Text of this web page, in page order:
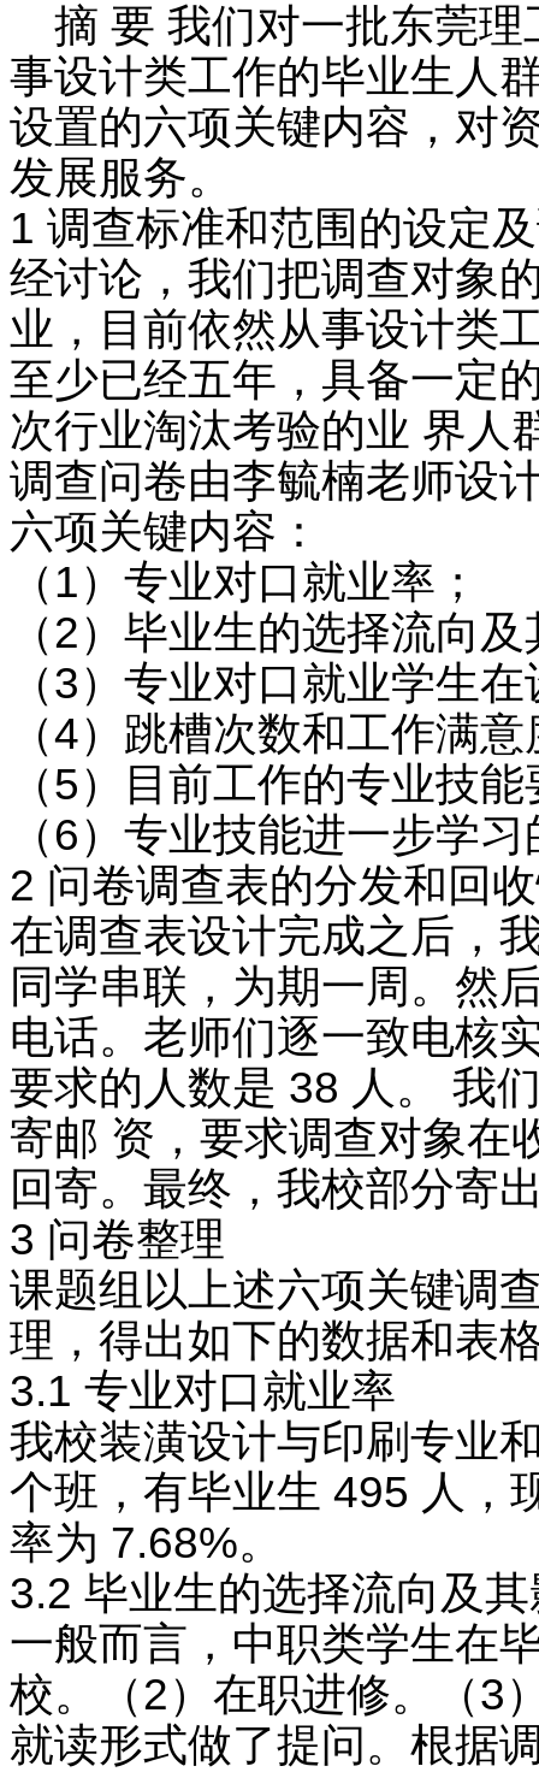
摘 要 我们对一批东莞
事设计类工作的毕业生人
设置的六项关键内容，对
发展服务。
1 调查标准和范围的设定
经讨论，我们把调查对象
业，目前依然从事设计类
至少已经五年，具备一定
次行业淘汰考验的业 界人
调查问卷由李毓楠老师设
六项关键内容：
（1）专业对口就业率；
（2）毕业生的选择流向
（3）专业对口就业学生
（4）跳槽次数和工作满意
（5）目前工作的专业技
（6）专业技能进一步学
2 问卷调查表的分发和回
在调查表设计完成之后，
同学串联，为期一周。然
电话。老师们逐一致电核
要求的人数是 38 人。 我
寄邮 资，要求调查对象在
回寄。最终，我校部分寄
3 问卷整理
课题组以上述六项关键调
理，得出如下的数据和表
3.1 专业对口就业率
我校装潢设计与印刷专业
个班，有毕业生 495 人，
率为 7.68%。
3.2 毕业生的选择流向及
一般而言，中职类学生在
校。（2）在职进修。（3
就读形式做了提问。根据